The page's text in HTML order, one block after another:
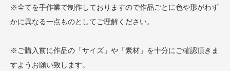
※全てを手作業で制作しておりますので作品ごとに色や形がわず
かに異なる一点ものとしてご理解ください。
※ご購入前に作品の「サイズ」や「素材」を十分にご確認頂きま
すようお願い致します。